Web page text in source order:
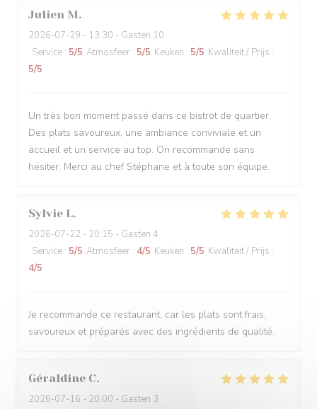
Julien M
2026-07-29 - 13:30 - Gasten 10
Service : 5/5 Atmosfeer : 5/5 Keuken : 5/5 Kwaliteit / Prijs :
5/5
Un très bon moment passé dans ce bistrot de quartier.
Des plats savoureux, une ambiance conviviale et un
accueil et un service au top. On recommande sans
hésiter. Merci au chef Stéphane et à toute son équipe.
Sylvie L
2026-07-22 - 20:15 - Gasten 4
Service : 5/5 Atmosfeer : 4/5 Keuken : 5/5 Kwaliteit / Prijs :
4/5
Je recommande ce restaurant, car les plats sont frais,
savoureux et préparés avec des ingrédients de qualité.
Géraldine C
2026-07-16 - 20:00 - Gasten 3